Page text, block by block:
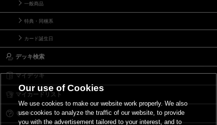
一般商品
特典・同梱系
カード誕生日
デッキ検索
マイデッキ
マイカードリスト
Ｑ＆Ａ
Our use of Cookies
We use cookies to make our website work properly. We also
use cookies to analyze the traffic of our website, to provide
you with the advertisement tailored to your interest, and to